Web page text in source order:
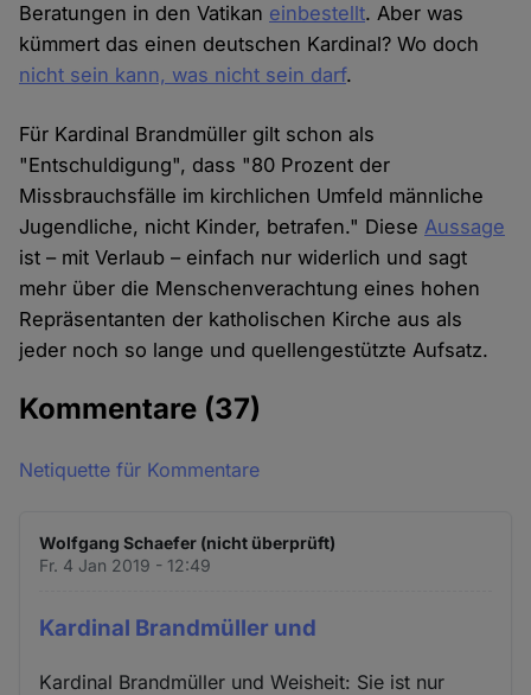
Beratungen in den Vatikan einbestellt. Aber was
kümmert das einen deutschen Kardinal? Wo doch
nicht sein kann, was nicht sein darf.
Für Kardinal Brandmüller gilt schon als
"Entschuldigung", dass "80 Prozent der
Missbrauchsfälle im kirchlichen Umfeld männliche
Jugendliche, nicht Kinder, betrafen." DieseAussage
ist – mit Verlaub – einfach nur widerlich und sagt
mehr über die Menschenverachtung eines hohen
Repräsentanten der katholischen Kirche aus als
jeder noch so lange und quellengestützte Aufsatz.
Kommentare (37)
Netiquette für Kommentare
Wolfgang Schaefer (nicht überprüft)
Fr. 4 Jan 2019 - 12:49
Kardinal Brandmüller und
Kardinal Brandmüller und Weisheit: Sie ist nur